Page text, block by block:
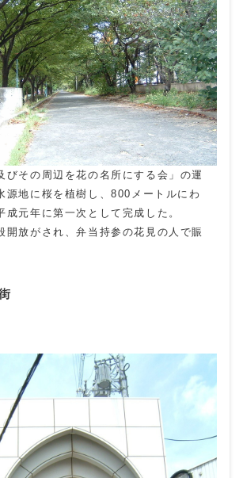
その周辺を花の名所にする会」の運
源地に桜を植樹し、800メートルにわ
成元年に第一次として完成した。
放がされ、弁当持参の花見の人で賑